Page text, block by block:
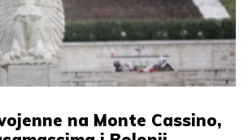
na Monte Cassino,